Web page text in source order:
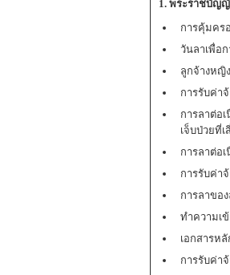
1. พระราชบัญ
การคุ้มคร
วันลาเพื่อ
ลูกจ้างหญิ
การรับค่า
การลาต่อ
เจ็บป่วยที่
การลาต่อ
การรับค่า
การลาขอ
ทำความเ
เอกสารห
การรับค่า